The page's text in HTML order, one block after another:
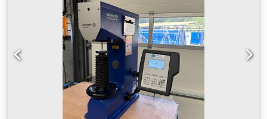
Ausländische Kunden kann auch eine Nettorechnung
erstellt werden. Vorraussetzung ist eine gültige
Ust.Indent.Nr. Zwischenverkauf vorbehalten. Besuchen Sie
unseren Shop und sehen Sie sich auch unsere weiteren
Angebote an. Cedpfsznh U Aox Amvjha Angegebene
Firmennamen und Warenzeichen sind Eigentum Ihrer
Inhaber und dienen lediglich zur Identifikation und
Beschreibung der Produkte. Abweichungen von
technischen Daten sowie Irrtümer in der Beschreibung des